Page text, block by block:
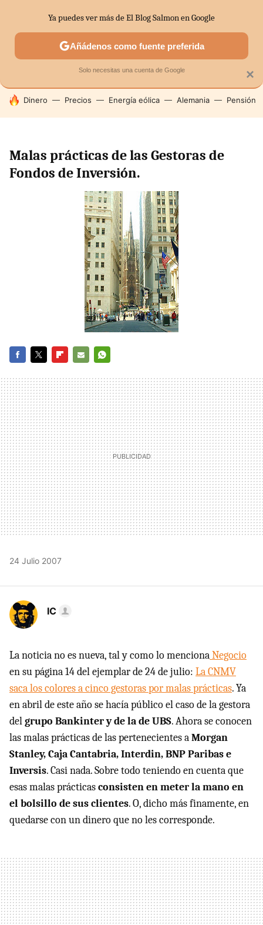
SECTORES ECONOMÍA DOMÉSTICA MERCADOS
HOY SE HABLA DE
Dinero Precios Energía eólica Alemania Pensión
Malas prácticas de las Gestoras de
Fondos de Inversión.
MAIL
24 Julio 2007
IC
La noticia no es nueva, tal y como lo mencionaNegocio
en su página 14 del ejemplar de 24 de julio: La CNMV
saca los colores a cinco gestoras por malas prácticas. Ya
en abril de este año se hacía público el caso de la gestora
delgrupo Bankinter y de la de UBS. Ahora se conocen
las malas prácticas de las pertenecientes aMorgan
Stanley, Caja Cantabria, Interdin, BNP Paribas e
Inversis. Casi nada. Sobre todo teniendo en cuenta que
esas malas prácticasconsisten en meter la mano en
el bolsillo de sus clientes. O, dicho más finamente, en
quedarse con un dinero que no les corresponde.
×
Ya puedes ver más de El Blog Salmon en Google
Añádenos como fuente preferida
Solo necesitas una cuenta de Google